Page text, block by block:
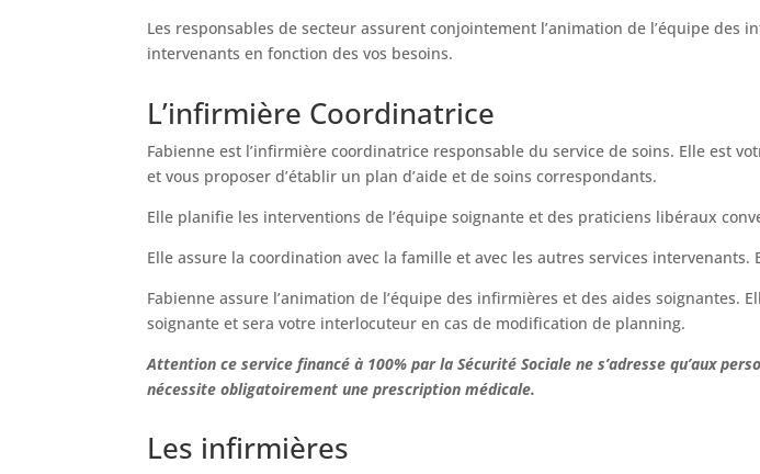
Les responsables de secteur assurent conjointement l’animation de l’équipe
intervenants en fonction des vos besoins.
L’infirmière Coordinatrice
Fabienne est l’infirmière coordinatrice responsable du service de soins. Elle est
et vous proposer d’établir un plan d’aide et de soins correspondants.
Elle planifie les interventions de l’équipe soignante et des praticiens libéraux
Elle assure la coordination avec la famille et avec les autres services intervenants.
Fabienne assure l’animation de l’équipe des infirmières et des aides soignantes.
soignante et sera votre interlocuteur en cas de modification de planning.
Attention ce service financé à 100% par la Sécurité Sociale ne s’adresse qu’aux
nécessite obligatoirement une prescription médicale.
Les infirmières